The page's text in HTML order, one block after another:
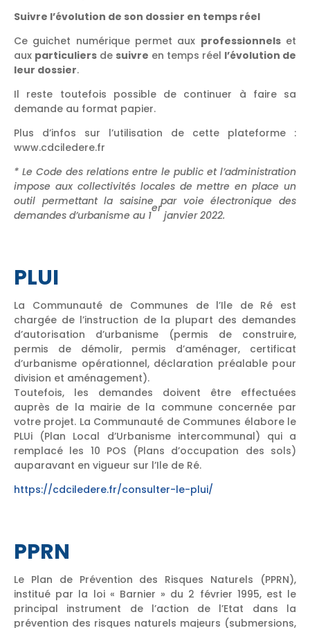
Suivre l’évolution de son dossier en temps réel
Ce guichet numérique permet aux professionnelset
aux particuliers de suivre en temps réel l’évolution de
leur dossier.
Il reste toutefois possible de continuer à faire sa
demande au format papier.
Plus d’infos sur l’utilisation de cette plateforme :
www.cdciledere.fr
* Le Code des relations entre le public et l’administration
impose aux collectivités locales de mettre en place un
outil permettant la saisine par voie électronique des
demandes d’urbanisme au 1
er
janvier 2022.
PLUI
La Communauté de Communes de l’Ile de Ré est
chargée de l’instruction de la plupart des demandes
d’autorisation d’urbanisme (permis de construire,
permis de démolir, permis d’aménager, certificat
d’urbanisme opérationnel, déclaration préalable pour
division et aménagement).
Toutefois, les demandes doivent être effectuées
auprès de la mairie de la commune concernée par
votre projet. La Communauté de Communes élabore le
PLUi (Plan Local d’Urbanisme intercommunal) qui a
remplacé les 10 POS (Plans d’occupation des sols)
auparavant en vigueur sur l’Ile de Ré.
https://cdciledere.fr/consulter-le-plui/
PPRN
Le Plan de Prévention des Risques Naturels (PPRN),
institué par la loi « Barnier » du 2 février 1995, est le
principal instrument de l’action de l’Etat dans la
prévention des risques naturels majeurs (submersions,